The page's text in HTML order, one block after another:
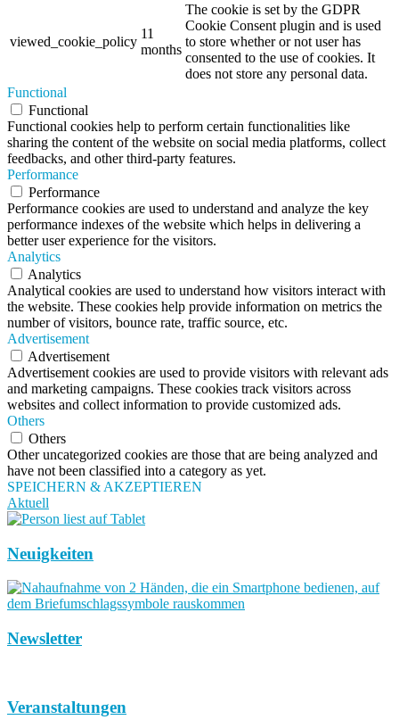
viewed_cookie_policy
11
months
The cookie is set by the GDPR
Cookie Consent plugin and is used
to store whether or not user has
consented to the use of cookies. It
does not store any personal data.
Functional
Functional
Functional cookies help to perform certain functionalities like
sharing the content of the website on social media platforms, collect
feedbacks, and other third-party features.
Performance
Performance
Performance cookies are used to understand and analyze the key
performance indexes of the website which helps in delivering a
better user experience for the visitors.
Analytics
Analytics
Analytical cookies are used to understand how visitors interact with
the website. These cookies help provide information on metrics the
number of visitors, bounce rate, traffic source, etc.
Advertisement
Advertisement
Advertisement cookies are used to provide visitors with relevant ads
and marketing campaigns. These cookies track visitors across
websites and collect information to provide customized ads.
Others
Others
Other uncategorized cookies are those that are being analyzed and
have not been classified into a category as yet.
SPEICHERN & AKZEPTIEREN
Aktuell
Neuigkeiten
Newsletter
Veranstaltungen